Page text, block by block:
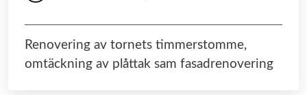
Renovering av tornets timmerstomme,
omtäckning av plåttak sam fasadrenovering